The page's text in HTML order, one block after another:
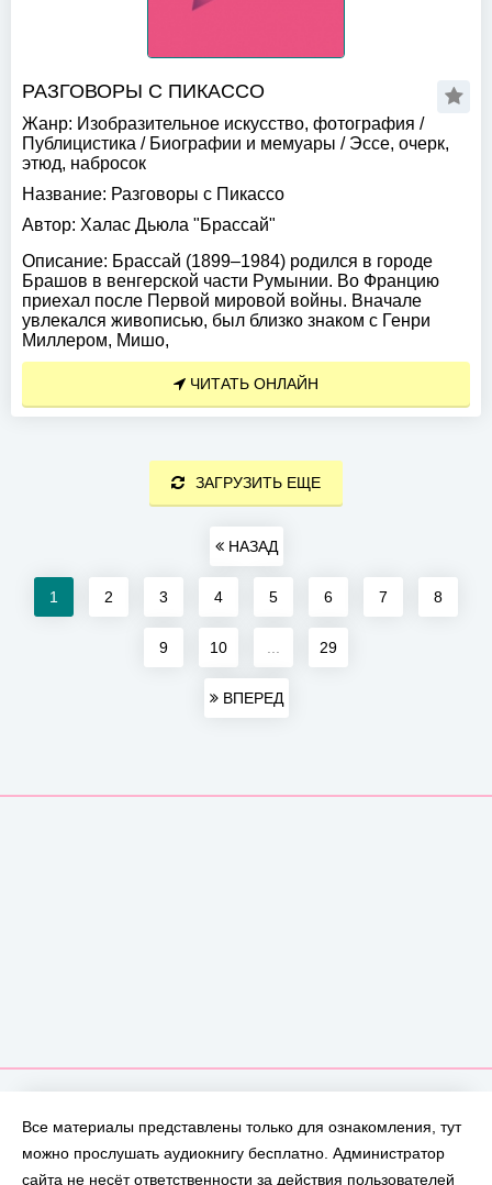
РАЗГОВОРЫ С ПИКАССО
Жанр: Изобразительное искусство, фотография /
Публицистика / Биографии и мемуары / Эссе, очерк,
этюд, набросок
Название: Разговоры с Пикассо
Автор: Халас Дьюла "Брассай"
Описание: Брассай (1899–1984) родился в городе
Брашов в венгерской части Румынии. Во Францию
приехал после Первой мировой войны. Вначале
увлекался живописью, был близко знаком с Генри
Миллером, Мишо,
ЧИТАТЬ ОНЛАЙН
ЗАГРУЗИТЬ ЕЩЕ
НАЗАД
1 2 3 4 5 6 7 8
9 10 29
ВПЕРЕД
Все материалы представлены только для ознакомления, тут
можно прослушать аудиокнигу бесплатно. Администратор
сайта не несёт ответственности за действия пользователей